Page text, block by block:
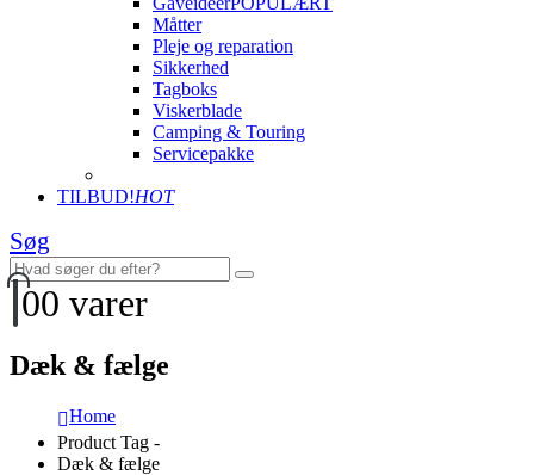
Måtter
Pleje og reparation
Sikkerhed
Tagboks
Viskerblade
Camping & Touring
Servicepakke
TILBUD!HOT
Søg
00 varer
Dæk & fælge
Home
Product Tag -
Dæk & fælge